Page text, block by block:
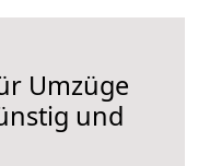
Umzüge
und